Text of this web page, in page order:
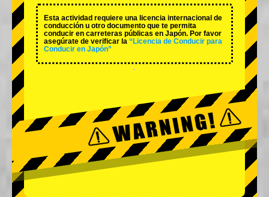
Esta actividad requiere una licencia internacional de
conducción u otro documento que te permita
conducir en carreteras públicas en Japón. Por favor
asegúrate de verificar la “Licencia de Conducir para
Conducir en Japón”